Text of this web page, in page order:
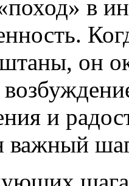
в
он
и
важный